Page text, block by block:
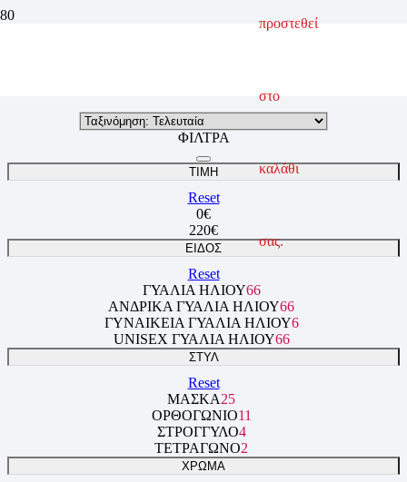
προστεθεί
στο
καλάθι
σας.
ΦΙΛΤΡΑ
ΤΙΜΗ
Reset
0€
220€
ΕΙΔΟΣ
Reset
ΓΥΑΛΙΆ ΗΛΊΟΥ66
ΑΝΔΡΙΚΆ ΓΥΑΛΙΆ ΗΛΊΟΥ66
ΓΥΝΑΙΚΕΊΑ ΓΥΑΛΙΆ ΗΛΊΟΥ6
UNISEX ΓΥΑΛΙΆ ΗΛΊΟΥ66
ΣΤΥΛ
Reset
ΜΆΣΚΑ25
ΟΡΘΟΓΏΝΙΟ11
ΣΤΡΟΓΓΥΛΌ4
ΤΕΤΡΆΓΩΝΟ2
ΧΡΩΜΑ